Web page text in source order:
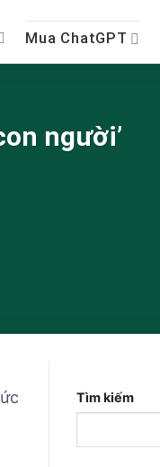
Mua ChatGPT
người’
Tìm kiếm